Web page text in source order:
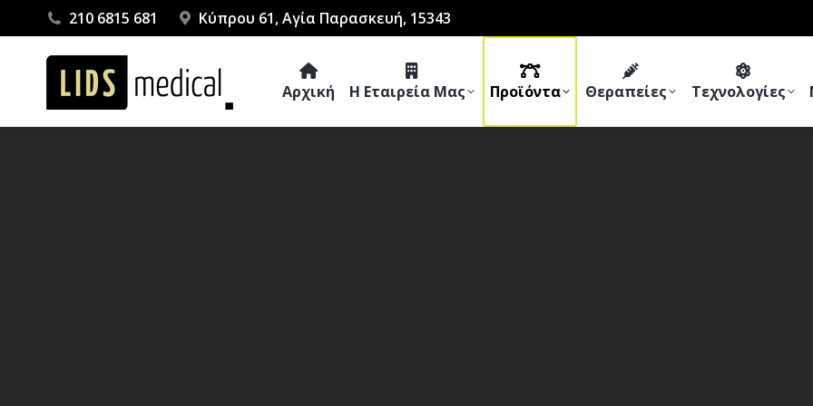
210 6815 681 Κύπρου 61, Αγία Παρασκευή, 15343
Αρχική Η Εταιρεία Μας Προϊόντα Θεραπείες Τεχνολογίες